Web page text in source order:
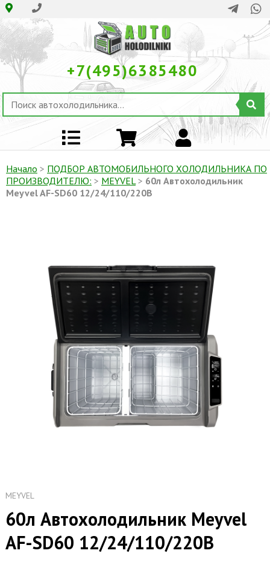
+7(495)6385480
Начало > ПОДБОР АВТОМОБИЛЬНОГО ХОЛОДИЛЬНИКА ПO
ПРОИЗВОДИТЕЛЮ: > MEYVEL> 60л Автохолодильник
Meyvel AF-SD60 12/24/110/220В
MEYVEL
60л Автохолодильник Meyvel
AF-SD60 12/24/110/220В